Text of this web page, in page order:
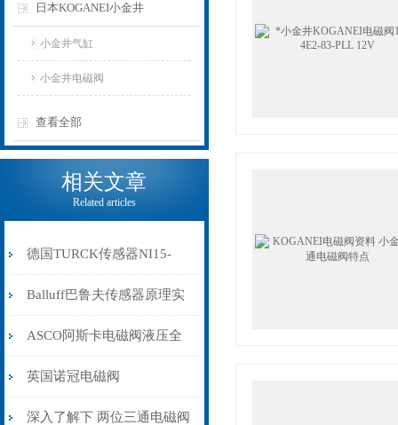
日本KOGANEI小金井
小金井气缸
小金井电磁阀
查看全部
相关文章
Related articles
德国TURCK传感器NI15-
EM30-Y1X-H1141
Balluff巴鲁夫传感器原理实
现Z佳的
ASCO阿斯卡电磁阀液压全
系列
英国诺冠电磁阀
深入了解下 两位三通电磁阀